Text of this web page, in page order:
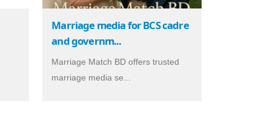
Marriage media for BCS cadre
and governm...
Marriage Match BD offers trusted
marriage media se...